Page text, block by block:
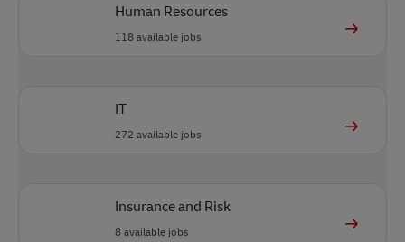
Human Resources
118available jobs
IT
272 available jobs
Insurance and Risk
8available jobs